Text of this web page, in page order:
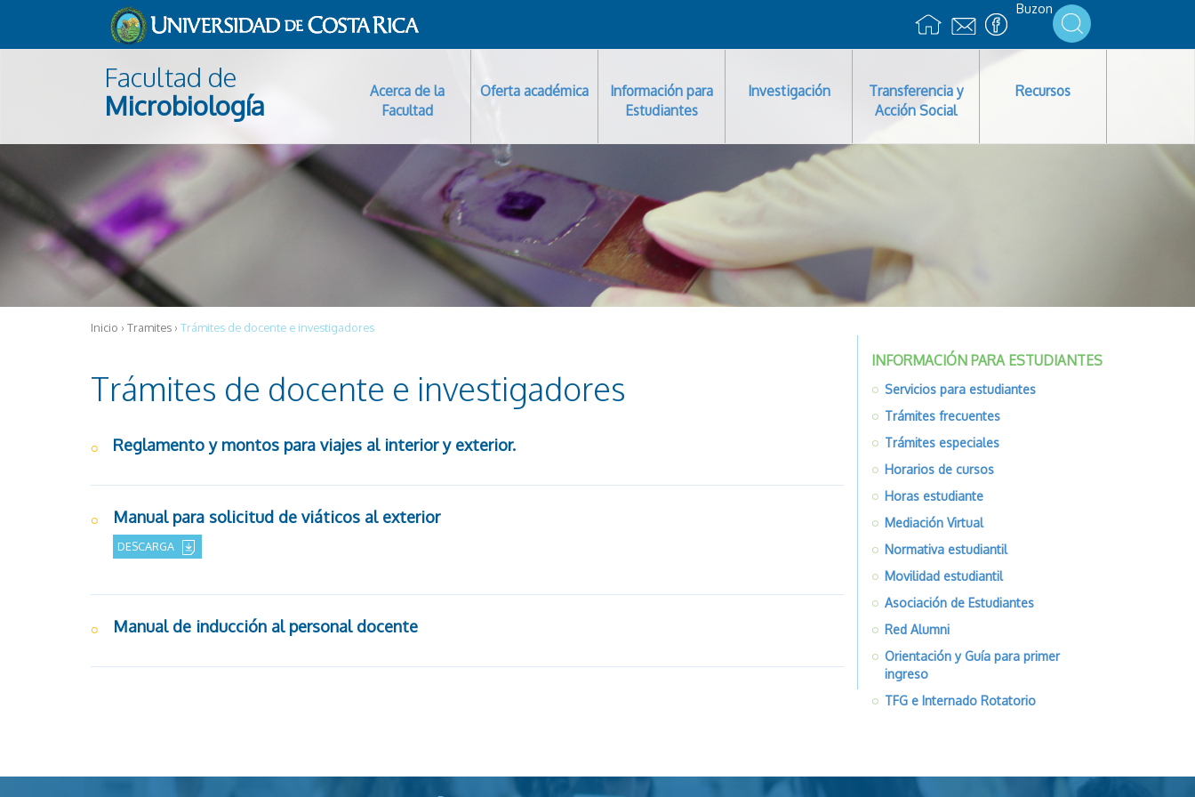
Pasar al contenido principal Buzon
Facultad de
Microbiología
Acerca de la
Facultad
Oferta académica
Información para
Estudiantes
Investigación
Transferencia y
Acción Social
Recursos
Inicio › Tramites › Trámites de docente e investigadores
Trámites de docente e investigadores
Reglamento y montos para viajes al interior y exterior.
Manual para solicitud de viáticos al exterior
DESCARGA
Manual de inducción al personal docente
INFORMACIÓN PARA ESTUDIANTES
Servicios para estudiantes
Trámites frecuentes
Trámites especiales
Horarios de cursos
Horas estudiante
Mediación Virtual
Normativa estudiantil
Movilidad estudiantil
Asociación de Estudiantes
Red Alumni
Orientación y Guía para primer
ingreso
TFG e Internado Rotatorio